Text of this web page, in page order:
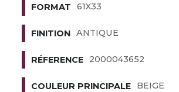
FORMAT 61X33
FINITION ANTIQUE
RÉFERENCE 2000043652
COULEUR PRINCIPALE BEIGE